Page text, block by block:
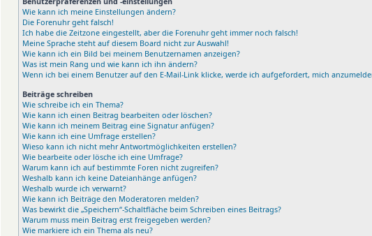
Wie kann ich meine Einstellungen ändern?
Die Forenuhr geht falsch!
Ich habe die Zeitzone eingestellt, aber die Forenuhr geht immer noch falsch!
Meine Sprache steht auf diesem Board nicht zur Auswahl!
Wie kann ich ein Bild bei meinem Benutzernamen anzeigen?
Was ist mein Rang und wie kann ich ihn ändern?
Wenn ich bei einem Benutzer auf den E-Mail-Link klicke, werde ich aufgefordert, mich
Beiträge schreiben
Wie schreibe ich ein Thema?
Wie kann ich einen Beitrag bearbeiten oder löschen?
Wie kann ich meinem Beitrag eine Signatur anfügen?
Wie kann ich eine Umfrage erstellen?
Wieso kann ich nicht mehr Antwortmöglichkeiten erstellen?
Wie bearbeite oder lösche ich eine Umfrage?
Warum kann ich auf bestimmte Foren nicht zugreifen?
Weshalb kann ich keine Dateianhänge anfügen?
Weshalb wurde ich verwarnt?
Wie kann ich Beiträge den Moderatoren melden?
Was bewirkt die „Speichern“-Schaltfläche beim Schreiben eines Beitrags?
Warum muss mein Beitrag erst freigegeben werden?
Wie markiere ich ein Thema als neu?